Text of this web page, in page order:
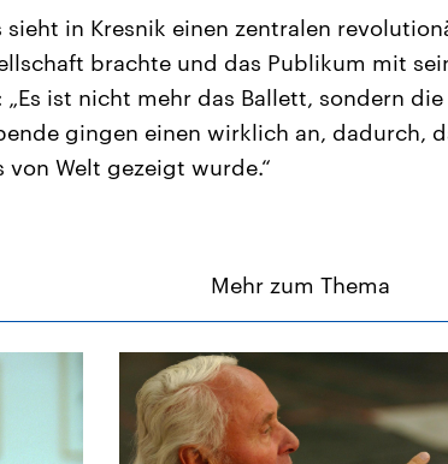
sieht in Kresnik einen zentralen
brachte und das Publikum mit
ist nicht mehr das Ballett, sondern
gingen einen wirklich an, dadurch,
von Welt gezeigt wurde.“
Mehr zum Thema